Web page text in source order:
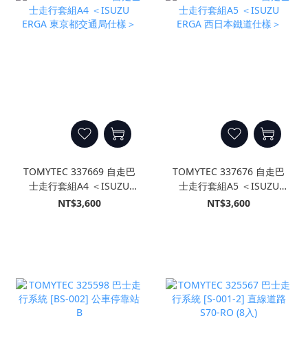
TOMYTEC 337669 自走巴
士走行套組A4 ＜ISUZU
ERGA 東京都交通局仕樣＞
NT$3,600
TOMYTEC 337676 自走巴
士走行套組A5 ＜ISUZU
ERGA 西日本鐵道仕樣＞
NT$3,600